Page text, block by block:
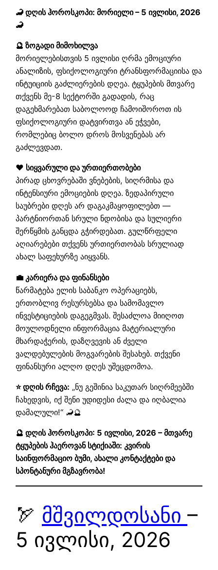
🦂 დღის ჰოროსკოპი: მორიელი – 5 ივლისი, 2026
🦂
🔮 ზოგადი მიმოხილვა
მორიელებისთვის 5 ივლისი ღრმა ემოციური
ანალიზის, ფსიქოლოგიური ტრანსფორმაციისა და
ინტუიციის გაძლიერების დღეა. ტყუპების მთვარე
თქვენს მე-8 სექტორში გადადის, რაც
დაგეხმარებათ საბოლოოდ ჩამოიშოროთ ის
ფსიქოლოგიური დატვირთვა ან ეჭვები,
რომლებიც ბოლო დროს მოსვენებას არ
გაძლევდათ.
❤️ სიყვარული და ურთიერთობები
პირად ცხოვრებაში ვნებების, სიღრმისა და
ინტენსიური ემოციების დღეა. ზედაპირული
საუბრები დღეს არ დაგაკმაყოფილებთ —
პარტნიორთან სრული ნდობისა და სულიერი
შერწყმის განცდა გჭირდებათ. გულწრფელი
აღიარებები თქვენს ურთიერთობას სრულიად
ახალ საფეხურზე აიყვანს.
💼 კარიერა და ფინანსები
წარმატება ელის საბანკო ოპერაციებს,
ერთობლივ რესურსებსა და სამომავლო
ინვესტიციების დაგეგმვას. შესაძლოა მიიღოთ
მოულოდნელი ინფორმაცია მატერიალური
მხარდაჭერის, დაზღვევის ან ძველი
ვალდებულების მოგვარების შესახებ. თქვენი
ფინანსური ალღო დღეს უშეცდომოა.
⭐ დღის რჩევა: „ნუ გეშინია საკუთარ სიღრმეებში
ჩახედვის, იქ შენი უდიდესი ძალა და იღბალია
დამალული!“ 🦂🔮
🔮 დღის ჰოროსკოპი: 5 ივლისი, 2026 – მთვარე
ტყუპების ჰაეროვან სტიქიაში: კვირის
საინფორმაციო ბუმი, ახალი კონტაქტები და
სპონტანური მგზავრობა!
🏹 მშვილდოსანი –
5 ივლისი, 2026